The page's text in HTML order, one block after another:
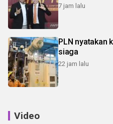
7 jam lalu
PLN nyatakan
siaga
22 jam lalu
Video